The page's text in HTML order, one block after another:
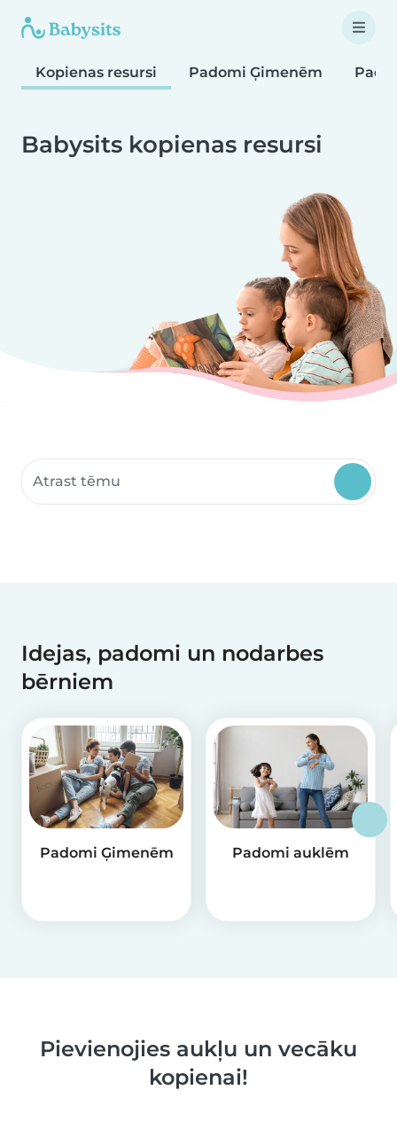
Kopienas resursi Padomi Ģimenēm
Babysits kopienas resursi
Meklēt kopienas resursus
Idejas, padomi un nodarbes
bērniem
Padomi Ģimenēm Padomi auklēm
Pievienojies aukļu un vecāku
kopienai!